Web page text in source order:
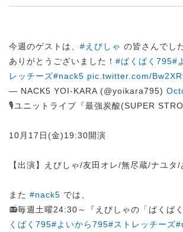
今週のゲストは、 #えびしゃ の皆さんでし
ありがとうございました！ #ばくばく795#
レッチーズ#nack5 pic.twitter.com/
— NACK5 YOI-KARA (@yoikara795)
🎙ユニットライブ『最強炭酸(SUPER
10月17日(金)19:30開演
【出演】えびしゃ/友田オレ/無尽蔵/ナユタ/
また #nack5 では、
📻毎週土曜24:30～『えびしゃの「ばくば
くばく795#よいから795#ストレッチーズ